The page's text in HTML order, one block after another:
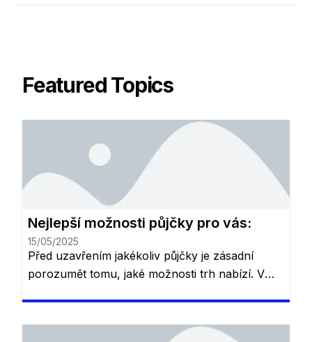
Featured Topics
Nejlepší možnosti půjčky pro vás:
15/05/2025
Před uzavřením jakékoliv půjčky je zásadní
porozumět tomu, jaké možnosti trh nabízí. V
a dalších výhod. V závislosti na vašich